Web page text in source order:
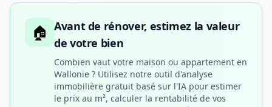
🏠 Avant de rénover, estimez la valeur
de votre bien
Combien vaut votre maison ou appartement en
Wallonie ? Utilisez notre outil d'analyse
immobilière gratuit basé sur l'IA pour estimer
le prix au m², calculer la rentabilité de vos